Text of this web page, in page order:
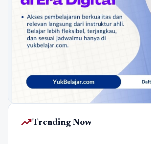
trending_upTrending Now